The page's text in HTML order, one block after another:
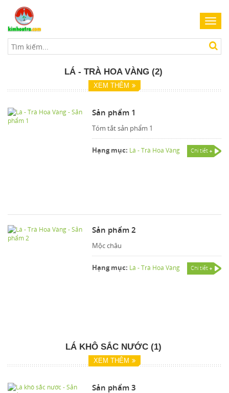
LÁ - TRÀ HOA VÀNG (2)
XEM THÊM
Sản phẩm 1
Tóm tắt sản phẩm 1
Hạng mục: Lá - Trà Hoa Vàng Chi tiết
Sản phẩm 2
Mộc châu
Hạng mục: Lá - Trà Hoa Vàng Chi tiết
LÁ KHÔ SẮC NƯỚC (1)
XEM THÊM
Sản phẩm 3